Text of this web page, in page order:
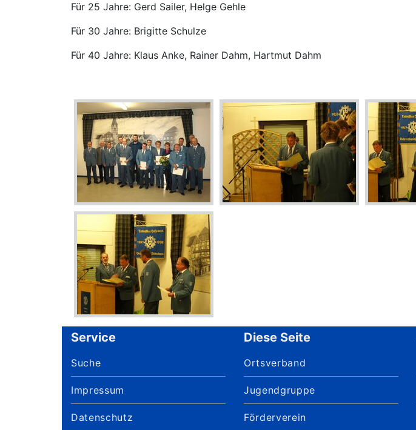
Für 25 Jahre: Gerd Sailer, Helge Gehle
Für 30 Jahre: Brigitte Schulze
Für 40 Jahre: Klaus Anke, Rainer Dahm, Hartmut Dahm
Service
Suche
Impressum
Datenschutz
Diese Seite
Ortsverband
Jugendgruppe
Förderverein